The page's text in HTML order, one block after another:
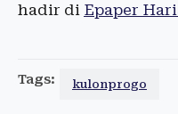
hadir di Epaper
Tags: kulonprogo